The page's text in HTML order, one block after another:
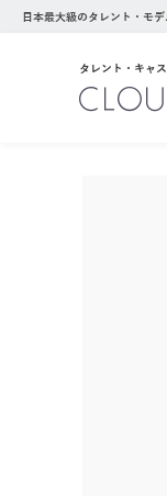
日本最大級のタレント・モ
タレント・キャ